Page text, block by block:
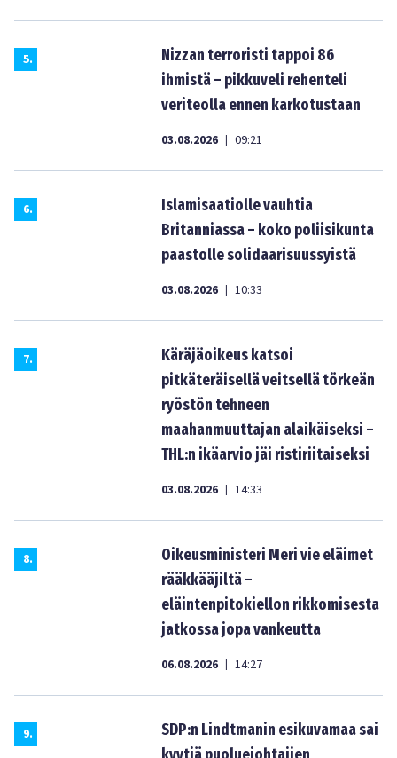
5.
Nizzan terroristi tappoi 86
ihmistä – pikkuveli rehenteli
veriteolla ennen karkotustaan
03.08.2026 | 09:21
6.
Islamisaatiolle vauhtia
Britanniassa – koko poliisikunta
paastolle solidaarisuussyistä
03.08.2026 | 10:33
7.
Käräjäoikeus katsoi
pitkäteräisellä veitsellä törkeän
ryöstön tehneen
maahanmuuttajan alaikäiseksi –
THL:n ikäarvio jäi ristiriitaiseksi
03.08.2026 | 14:33
8.
Oikeusministeri Meri vie eläimet
rääkkääjiltä –
eläintenpitokiellon rikkomisesta
jatkossa jopa vankeutta
06.08.2026 | 14:27
9.
SDP:n Lindtmanin esikuvamaa sai